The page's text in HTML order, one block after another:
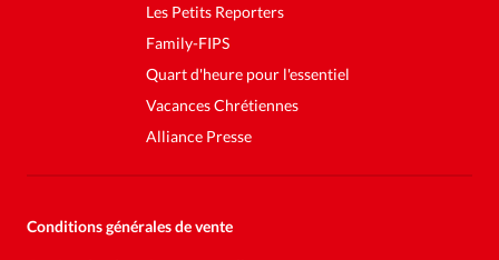
Les Petits Reporters
Family-FIPS
Quart d'heure pour l'essentiel
Vacances Chrétiennes
Alliance Presse
Conditions générales de vente